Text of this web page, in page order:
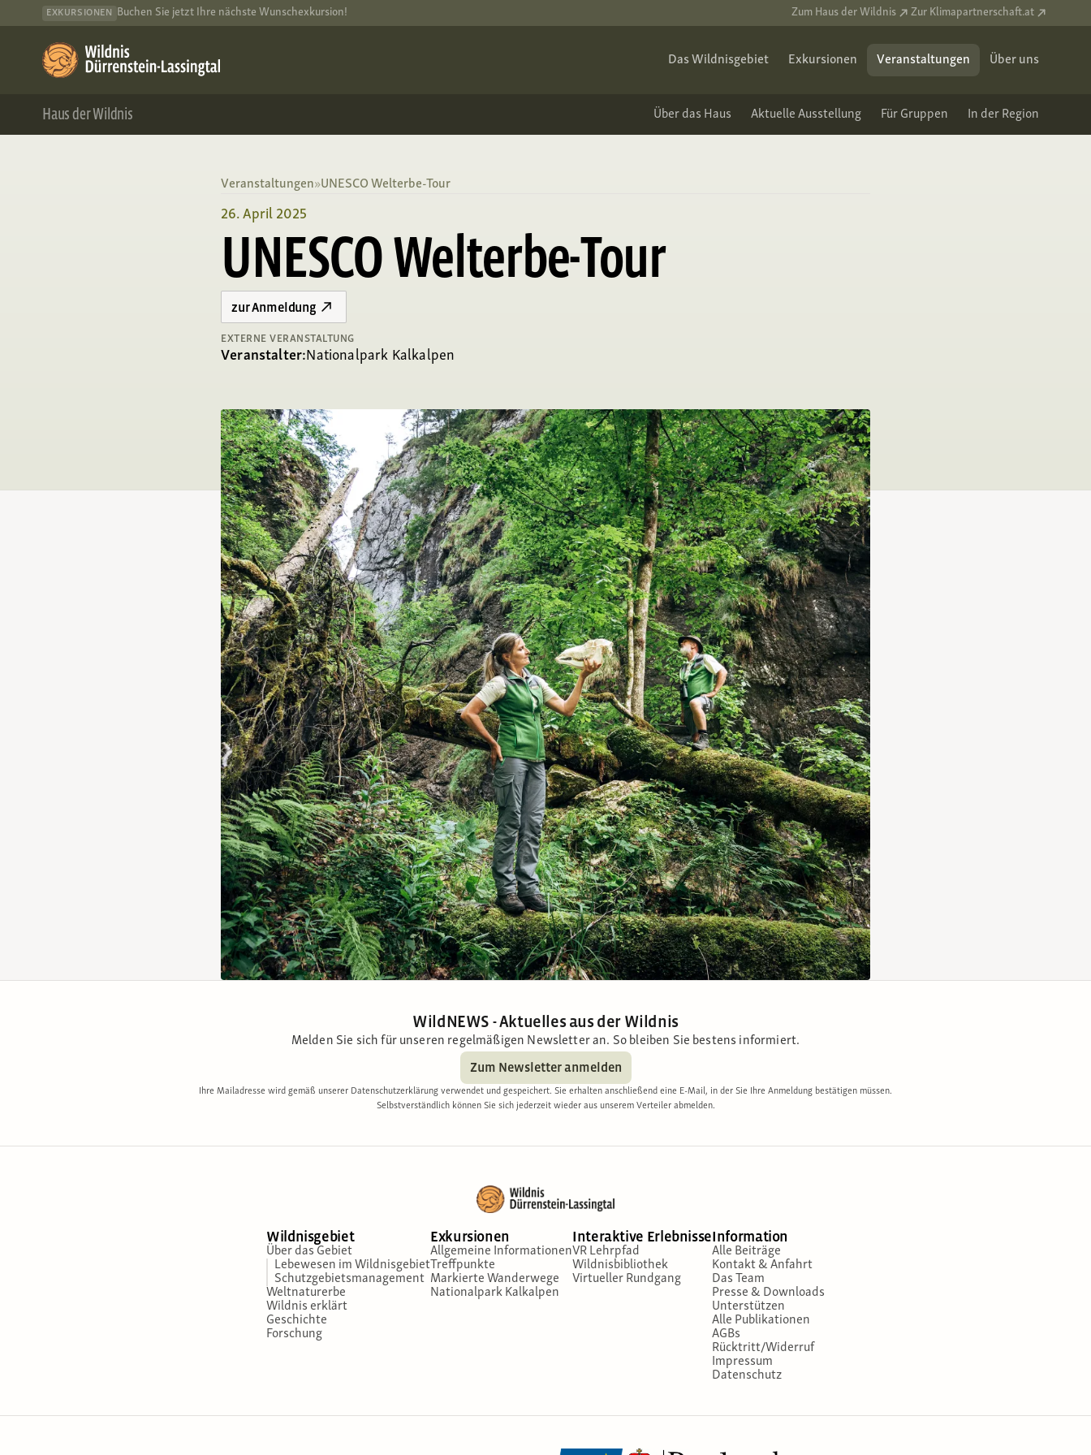
EXKURSIONEN Buchen Sie jetzt Ihre nächste Wunschexkursion! Zum Haus der Wildnis Zur Klimapartnerschaft.at
Das Wildnisgebiet Exkursionen Veranstaltungen Über uns
Haus der Wildnis Über das Haus Aktuelle Ausstellung Für Gruppen In der Region
Veranstaltungen»UNESCO Welterbe-Tour
26. April 2025
UNESCO Welterbe-Tour
zur Anmeldung
EXTERNE VERANSTALTUNG
Veranstalter:Nationalpark Kalkalpen
WildNEWS - Aktuelles aus der Wildnis
Melden Sie sich für unseren regelmäßigen Newsletter an. So bleiben Sie bestens informiert.
Zum Newsletter anmelden
Ihre Mailadresse wird gemäß unserer Datenschutzerklärung verwendet und gespeichert. Sie erhalten anschließend eine E-Mail, in der Sie Ihre Anmeldung bestätigen müssen.
Selbstverständlich können Sie sich jederzeit wieder aus unserem Verteiler abmelden.
Wildnisgebiet
Über das Gebiet
Lebewesen im Wildnisgebiet
Schutzgebietsmanagement
Weltnaturerbe
Wildnis erklärt
Geschichte
Forschung
Exkursionen
Allgemeine Informationen
Treffpunkte
Markierte Wanderwege
Nationalpark Kalkalpen
Interaktive Erlebnisse
VR Lehrpfad
Wildnisbibliothek
Virtueller Rundgang
Information
Alle Beiträge
Kontakt & Anfahrt
Das Team
Presse & Downloads
Unterstützen
Alle Publikationen
AGBs
Rücktritt/Widerruf
Impressum
Datenschutz